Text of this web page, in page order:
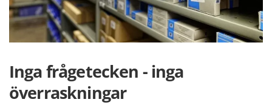
Inga frågetecken - inga
överraskningar